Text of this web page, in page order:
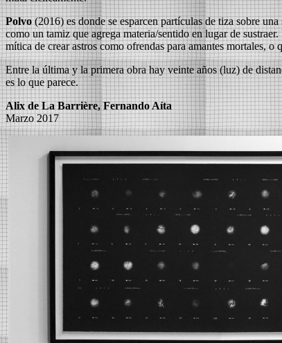
Polvo(2016) es donde se esparcen partículas de tiza sobre
como un tamiz que agrega materia/sentido en lugar de
mítica de crear astros como ofrendas para amantes mortales,
Entre la última y la primera obra hay veinte años (luz) de
es lo que parece.
Alix de La Barrière, Fernando Aíta
Marzo 2017